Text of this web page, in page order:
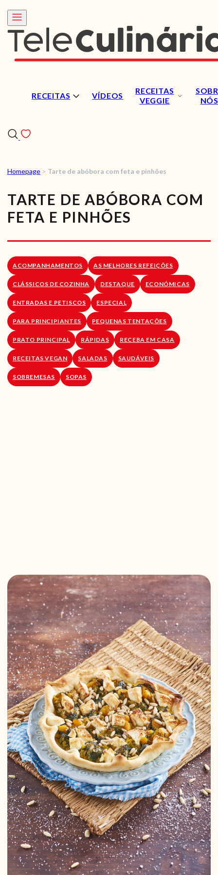
RECEITAS VÍDEOS
RECEITAS
VEGGIE
NÓS
RECEITAS
VÍDEOS
RECEITAS VEGGIE
LOJA ONLINE
BLOG
Homepage > Tarte de abóbora com feta e pinhões
TARTE DE ABÓBORA COM
FETA E PINHÕES
ACOMPANHAMENTOS AS MELHORES REFEIÇÕES
CLÁSSICOS DE COZINHA DESTAQUE ECONÓMICAS
ENTRADAS E PETISCOS ESPECIAL
PARA PRINCIPIANTES PEQUENAS TENTAÇÕES
PRATO PRINCIPAL RÁPIDAS RECEBA EM CASA
RECEITAS VEGAN SALADAS SAUDÁVEIS
SOBREMESAS SOPAS